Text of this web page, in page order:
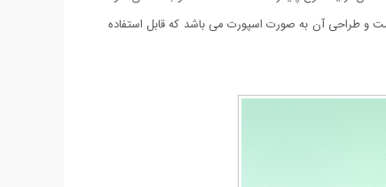
طراحی آن به صورت اسپورت می باشد که قابل استفاده